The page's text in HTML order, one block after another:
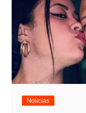
Noticias